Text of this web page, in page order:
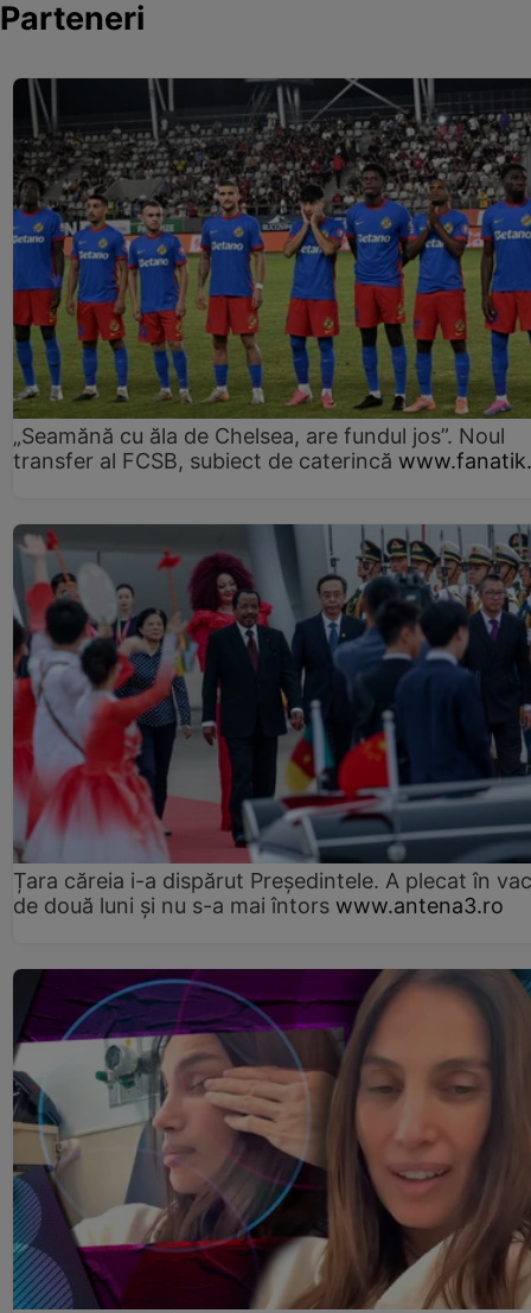
Parteneri
„Seamănă cu ăla de Chelsea, are fundul jos”. Noul
transfer al FCSB, subiect de caterincă
Țara căreia i-a dispărut Președintele. A plecat în
de două luni și nu s-a mai întors www.antena3.ro